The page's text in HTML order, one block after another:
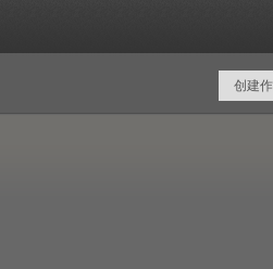
创建